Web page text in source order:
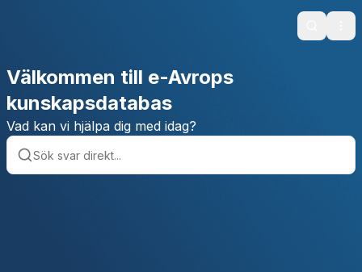
Search
Välkommen till e-Avrops
kunskapsdatabas
Vad kan vi hjälpa dig med idag?